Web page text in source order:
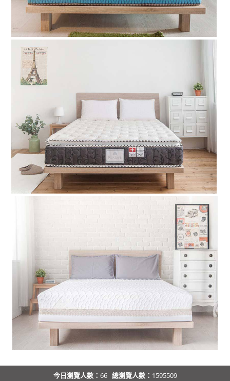
今日瀏覽人數： 66 總瀏覽人數： 1595509